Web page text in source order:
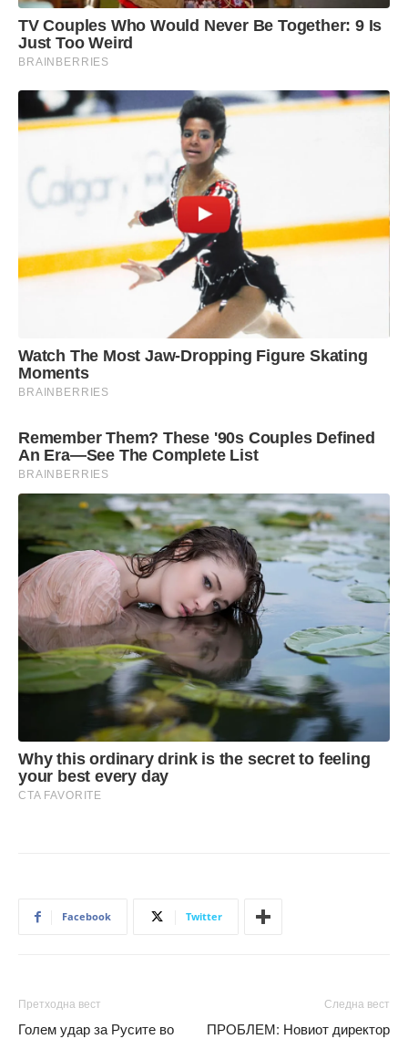
Facebook Twitter
Претходна вест
Голем удар за Русите во
Следна вест
ПРОБЛЕМ: Новиот директор